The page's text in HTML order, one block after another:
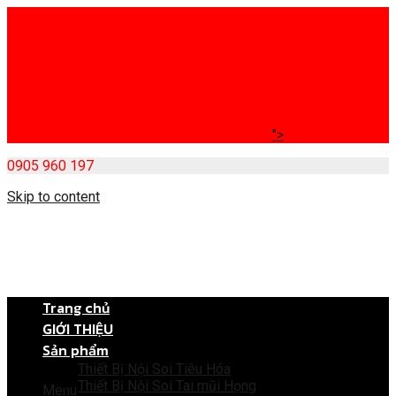
">
0905 960 197
Skip to content
Menu
Trang chủ
GIỚI THIỆU
Sản phẩm
Thiết Bị Nội Soi Tiêu Hóa
Thiết Bị Nội Soi Tai mũi Họng